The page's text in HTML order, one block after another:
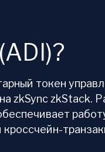
токен
zkSync zkStack.
кроссчейн-